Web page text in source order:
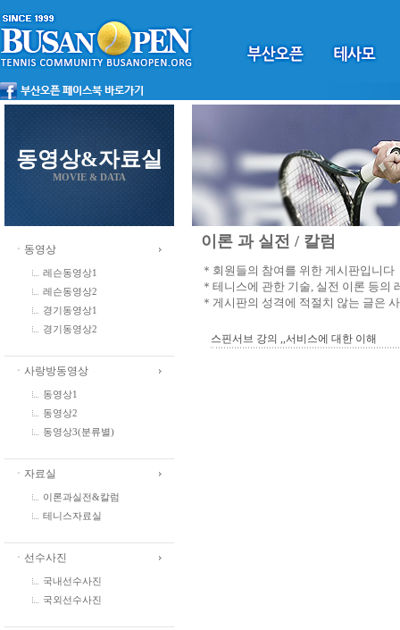
동영상&자료실
MOVIE & DATA
ㆍ동영상
레슨동영상1
레슨동영상2
경기동영상1
경기동영상2
ㆍ사랑방동영상
동영상1
동영상2
동영상3(분류별)
ㆍ자료실
이론과실전&칼럼
테니스자료실
ㆍ선수사진
국내선수사진
국외선수사진
이론 과 실전 / 칼럼
＊회원들의 참여를 위한 게시판입니다
＊테니스에 관한 기술, 실전 이론 등의
＊게시판의 성격에 적절치 않는 글은
스핀서브 강의 ,,서비스에 대한 이해